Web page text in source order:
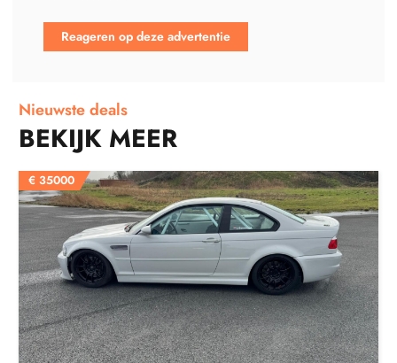
Reageren op deze advertentie
Nieuwste deals
BEKIJK MEER
€ 35000